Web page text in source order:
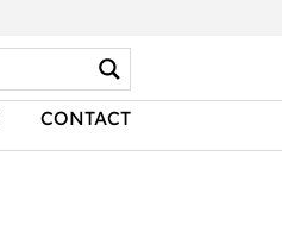
CONTACT